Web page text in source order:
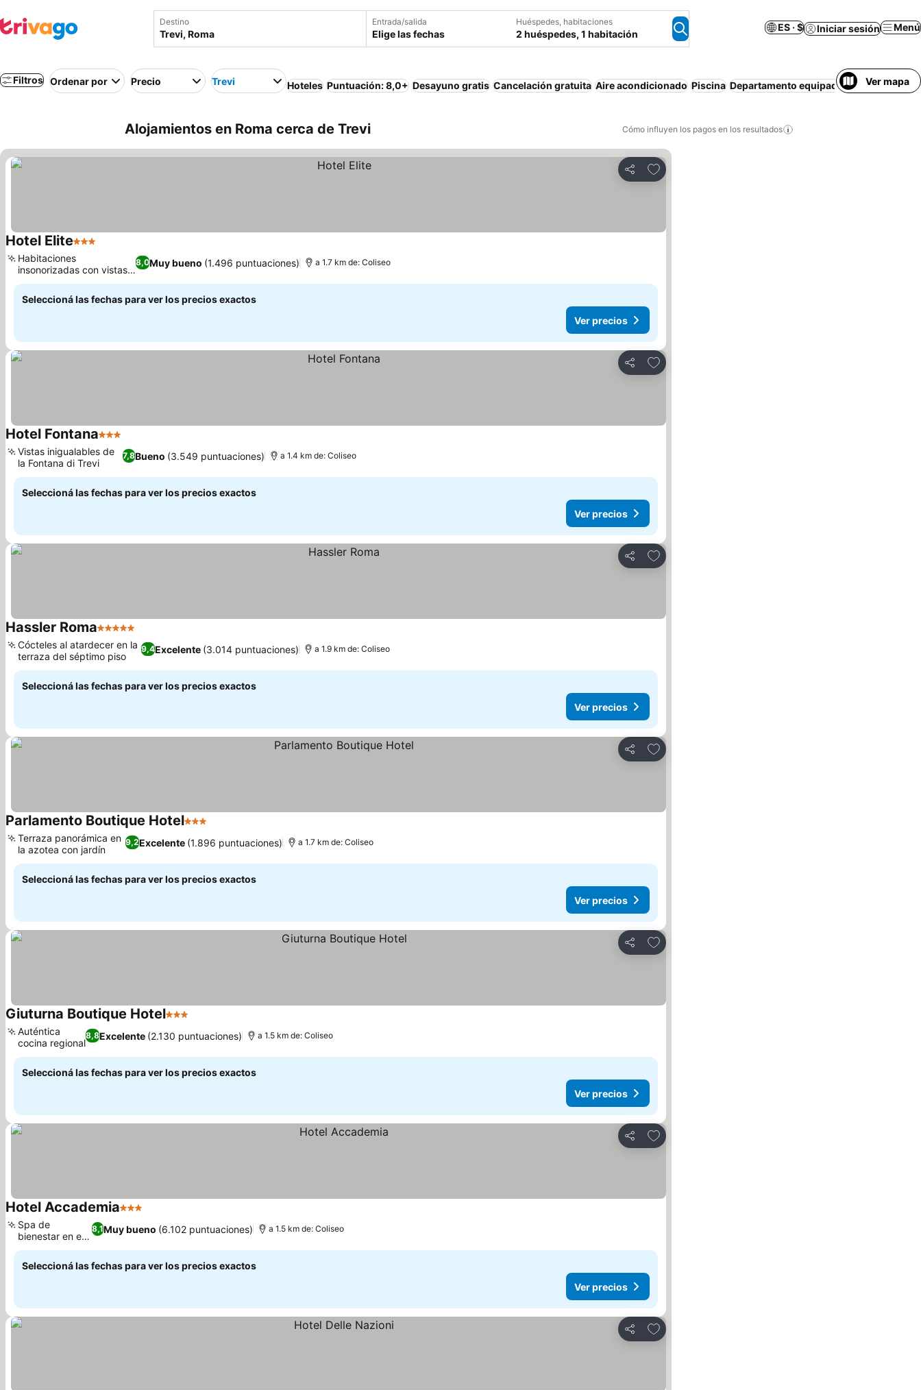
Destino Entrada/salida
Elige las fechas
Huéspedes, habitaciones
2 huéspedes, 1 habitación
ES · $ Iniciar sesión Menú
Filtros Ordenar por Precio Trevi Hoteles Puntuación: 8,0+ Desayuno gratis Cancelación gratuita Aire acondicionado Piscina Departamento equipado Ver mapa
Alojamientos en Roma cerca de Trevi Cómo influyen los pagos en los resultados
Compartir
Añadir a favoritos
Hotel Elite3 Estrellas
8,0Muy bueno (1.496 puntuaciones)
Habitaciones
insonorizadas con vistas a
la ciudad
a 1.7 km de: Coliseo
Seleccioná las fechas para ver los precios exactos
Ver precios
Compartir
Añadir a favoritos
Hotel Fontana3 Estrellas
7,8Bueno (3.549 puntuaciones)
Vistas inigualables de
la Fontana di Trevi
a 1.4 km de: Coliseo
Seleccioná las fechas para ver los precios exactos
Ver precios
Compartir
Añadir a favoritos
Hassler Roma5 Estrellas
9,4Excelente (3.014 puntuaciones)
Cócteles al atardecer en la
terraza del séptimo piso
a 1.9 km de: Coliseo
Seleccioná las fechas para ver los precios exactos
Ver precios
Compartir
Añadir a favoritos
Parlamento Boutique Hotel3 Estrellas
9,2Excelente (1.896 puntuaciones)
Terraza panorámica en
la azotea con jardín
a 1.7 km de: Coliseo
Seleccioná las fechas para ver los precios exactos
Ver precios
Compartir
Añadir a favoritos
Giuturna Boutique Hotel3 Estrellas
8,8Excelente (2.130 puntuaciones)
Auténtica
cocina regional
a 1.5 km de: Coliseo
Seleccioná las fechas para ver los precios exactos
Ver precios
Compartir
Añadir a favoritos
Hotel Accademia3 Estrellas
8,1Muy bueno (6.102 puntuaciones)
Spa de
bienestar en el
hotel
a 1.5 km de: Coliseo
Seleccioná las fechas para ver los precios exactos
Ver precios
Compartir
Añadir a favoritos